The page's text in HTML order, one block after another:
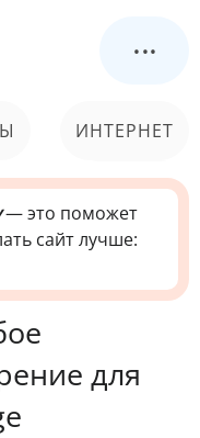
...
ИНТЕРНЕТ
СИСТЕМА
— это поможет
сайт лучше:
для